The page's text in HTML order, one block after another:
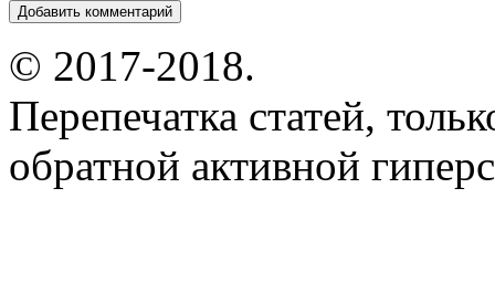
© 2017-2018.
Перепечатка статей,
обратной активной